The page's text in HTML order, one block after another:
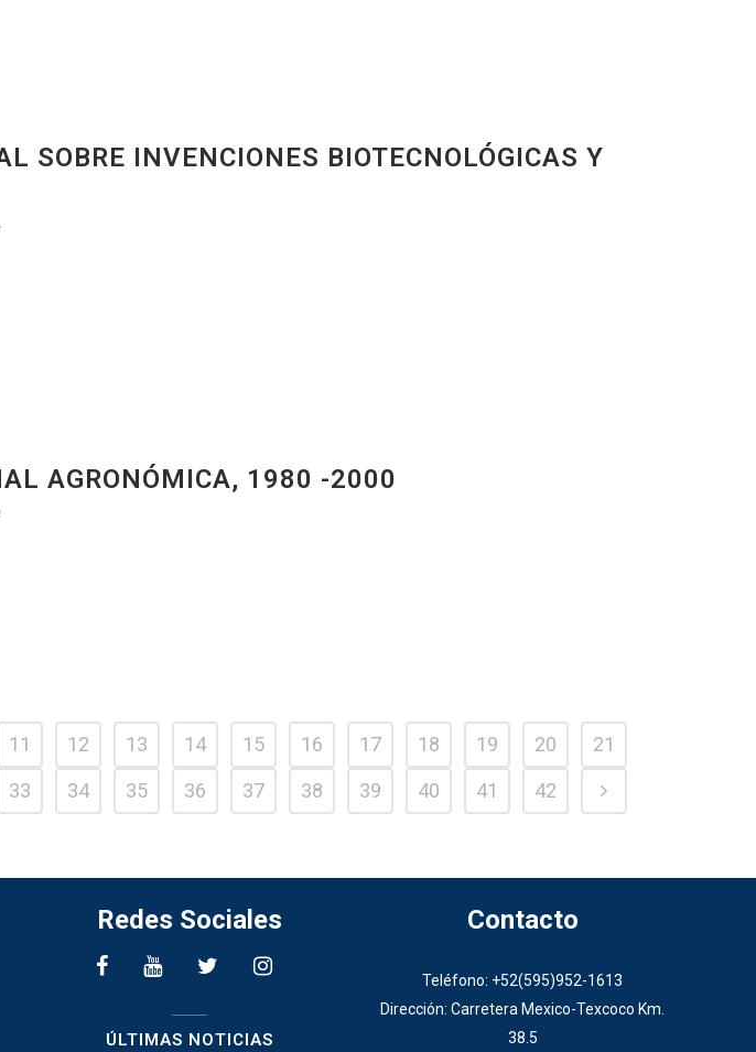
SOBRE INVENCIONES BIOTECNOLÓGICAS Y
AGRONÓMICA, 1980 -2000
11 12 13 14 15 16 17 18 19 20
21
33 34 35 36 37 38 39 40 41 42
Redes Sociales
ÚLTIMAS NOTICIAS
Contacto
Teléfono: +52(595)952-1613
Dirección: Carretera Mexico-Texcoco Km.
38.5